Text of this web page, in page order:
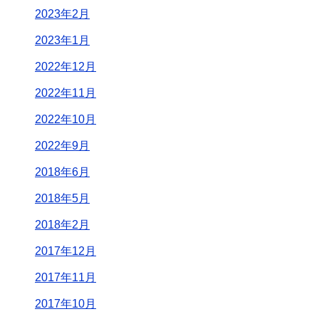
2023年2月
2023年1月
2022年12月
2022年11月
2022年10月
2022年9月
2018年6月
2018年5月
2018年2月
2017年12月
2017年11月
2017年10月